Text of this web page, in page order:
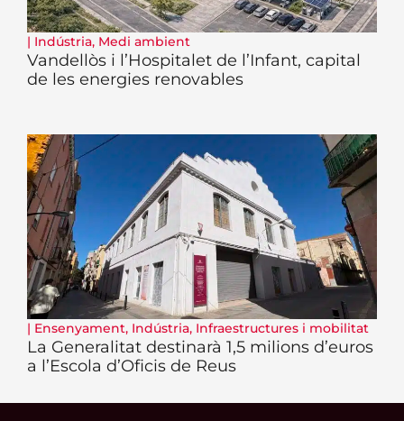
| Indústria, Medi ambient
Vandellòs i l’Hospitalet de l’Infant, capital
de les energies renovables
| Ensenyament, Indústria, Infraestructures i mobilitat
La Generalitat destinarà 1,5 milions d’euros
a l’Escola d’Oficis de Reus